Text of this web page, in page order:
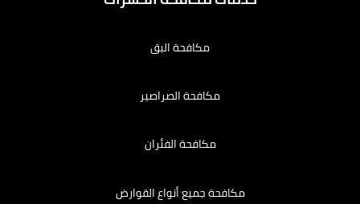
مكافحة البق
مكافحة الصراصير
مكافحة الفئران
مكافحة جميع أنواع القوارض